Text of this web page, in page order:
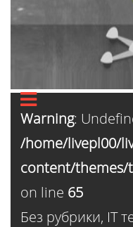
Warning:
/home/livepl00/
content/themes/
on line 65
Без рубрики, ІТ